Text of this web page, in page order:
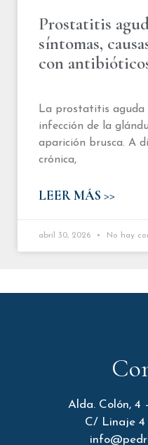
Prostatitis
síntomas,
con
La prostatitis aguda
infección de la
aparición brusca. A
crónica,
LEER MÁS >>
abril 30, 2026 No hay
Alda. Colón, 4
C/ Linaje 4